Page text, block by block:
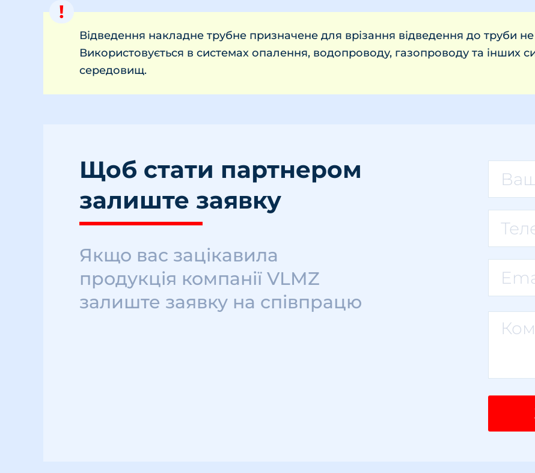
!
Відведення накладне трубне призначене для врізання відведення до труби
Використовується в системах опалення, водопроводу, газопроводу та інших
середовищ.
Щоб стати партнером
залиште заявку
Якщо вас зацікавила
продукція компанії VLMZ
залиште заявку на співпрацю